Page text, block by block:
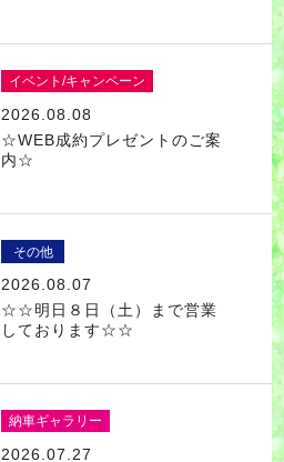
イベント/キャンペーン
2026.08.08
☆WEB成約プレゼントのご案
内☆
その他
2026.08.07
☆☆明日８日（土）まで営業
しております☆☆
納車ギャラリー
2026.07.27